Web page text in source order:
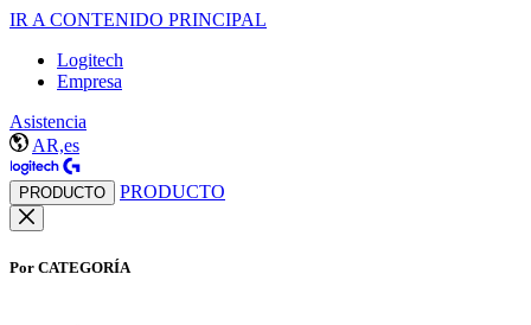
IR A CONTENIDO PRINCIPAL
Logitech
Empresa
Asistencia
AR,es
PRODUCTO PRODUCTO
Por CATEGORÍA